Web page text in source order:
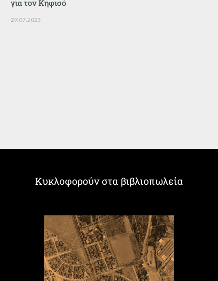
για τον Κηφισό
29.07.2023
Κυκλοφορούν στα βιβλιοπωλεία